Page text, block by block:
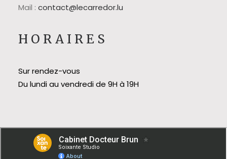
Mail : contact@lecarredor.lu
HORAIRES
Sur rendez-vous
Du lundi au vendredi de 9H à 19H